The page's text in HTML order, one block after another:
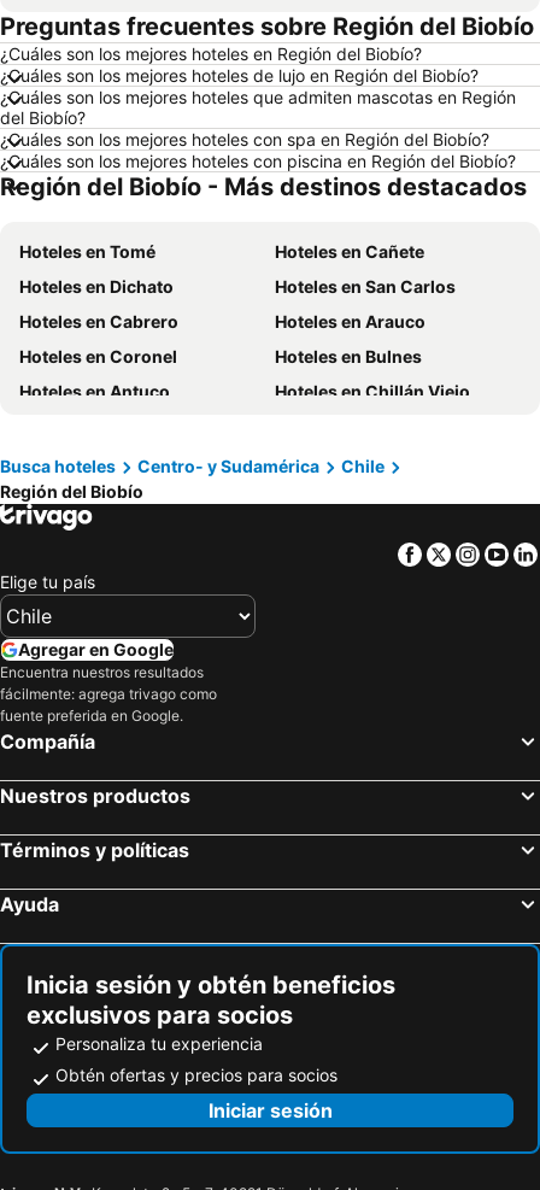
Hoteles en Roma
Hoteles en La Serena
Hoteles en Puerto Montt
Hoteles en Lima
Hoteles en Valdivia
Hoteles en San Andrés
Hoteles en Búzios
Hoteles en Chillán
Hoteles en Arica
Hoteles en Río de Janeiro
Hoteles en Chile
Hoteles en Región Metropolitana de Santiago
Hoteles en Quintana Roo
Hoteles en Prefectura Tokio
Preguntas frecuentes sobre Región del Biobío
¿Cuáles son los mejores hoteles en Región del Biobío?
¿Cuáles son los mejores hoteles de lujo en Región del Biobío?
¿Cuáles son los mejores hoteles que admiten mascotas en Región
del Biobío?
¿Cuáles son los mejores hoteles con spa en Región del Biobío?
¿Cuáles son los mejores hoteles con piscina en Región del Biobío?
Región del Biobío - Más destinos destacados
Hoteles en Tomé
Hoteles en Cañete
Hoteles en Dichato
Hoteles en San Carlos
Hoteles en Cabrero
Hoteles en Arauco
Hoteles en Coronel
Hoteles en Bulnes
Hoteles en Antuco
Hoteles en Chillán Viejo
Hoteles en Yumbel
Hoteles en San Fabián
Hoteles en Contulmo
Hoteles en Curanilahue
Hoteles en Alto Biobío
Hoteles en Negrete
Hoteles en Ranquíl
Hoteles en Tucapel
Hoteles en Yungay
Busca hoteles Centro- y Sudamérica
Chile
Región del Biobío
Facebook
Twitter
Elige tu país
Agregar en Google
Encuentra nuestros resultados
fácilmente: agrega trivago como
fuente preferida en Google.
Compañía
Nuestros productos
Términos y políticas
Ayuda
Inicia sesión y obtén beneficios
exclusivos para socios
Personaliza tu experiencia
Obtén ofertas y precios para socios
Iniciar sesión